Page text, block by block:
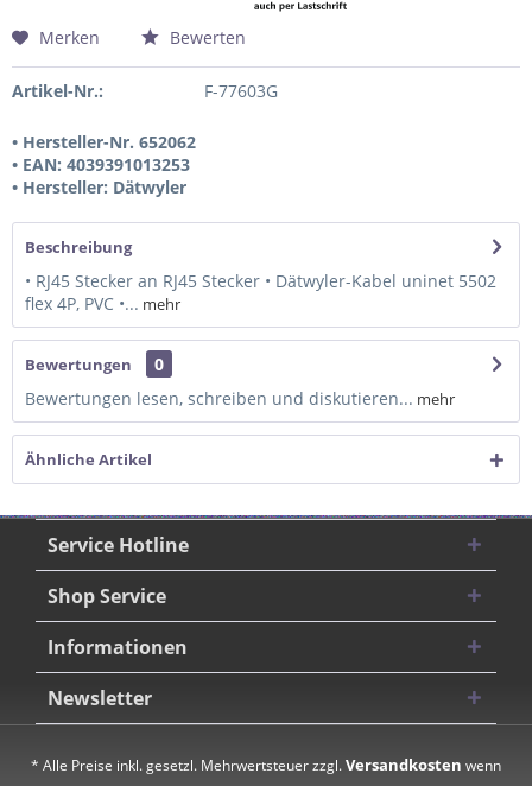
Merken Bewerten
Artikel-Nr.: F-77603G
• Hersteller-Nr. 652062
• EAN: 4039391013253
• Hersteller: Dätwyler
Beschreibung
• RJ45 Stecker an RJ45 Stecker • Dätwyler-Kabel uninet 5502
flex 4P, PVC •... mehr
Bewertungen
0
Bewertungen lesen, schreiben und diskutieren... mehr
Ähnliche Artikel
Service Hotline
Shop Service
Informationen
Newsletter
* Alle Preise inkl. gesetzl. Mehrwertsteuer zzgl.Versandkosten wenn